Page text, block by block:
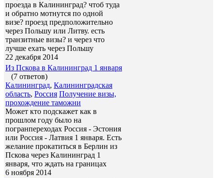
проезда в Калининград? чтоб туда
и обратно мотнутся по одной
визе? проезд предположительно
через Польшу или Литву. есть
транзитные визы? и через что
лучше ехать через Польшу
22 декабря 2014
Из Пскова в Калининград 1 января
(7 ответов)
Калининград, Калининградская
область, Россия Получение визы,
прохождение таможни
Может кто подскажет как в
прошлом году было на
погранпереходах Россия - Эстония
или Россия - Латвия 1 января. Есть
желание прокатиться в Берлин из
Пскова через Калининград 1
января, что ждать на границах
6 ноября 2014